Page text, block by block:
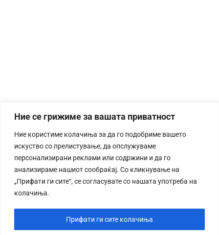
Ние се грижиме за вашата приватност
Ние користиме колачиња за да го подобриме вашето
искуство со прелистување, да опслужуваме
персонализирани реклами или содржини и да го
анализираме нашиот сообраќај. Со кликнување на
„Прифати ги сите“, се согласувате со нашата употреба на
колачиња.
Прифати ги сите колачиња